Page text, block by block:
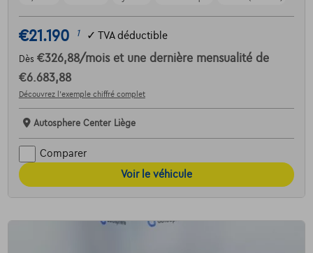
€21.190 1 ✓ TVA déductible
Dès €326,88/mois et une dernière mensualité de
€6.683,88
Découvrez l’exemple chiffré complet
Autosphere Center Liège
Comparer
Voir le véhicule